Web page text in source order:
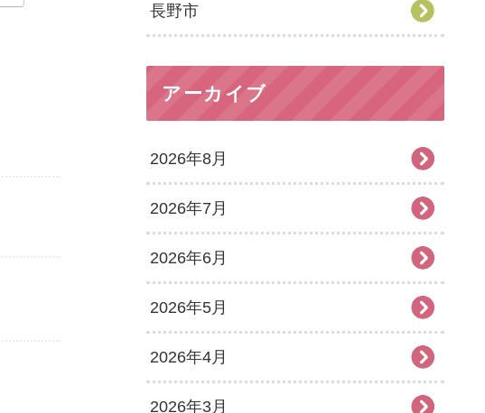
長野市
アーカイブ
2026年8月
2026年7月
2026年6月
2026年5月
2026年4月
2026年3月